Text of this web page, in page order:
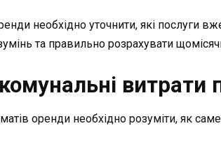
необхідно уточнити, які послуги
та правильно розрахувати
витрати
оренди необхідно розуміти, як